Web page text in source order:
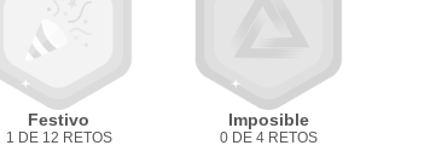
Festivo
1 DE 12 RETOS
Imposible
0 DE 4 RETOS